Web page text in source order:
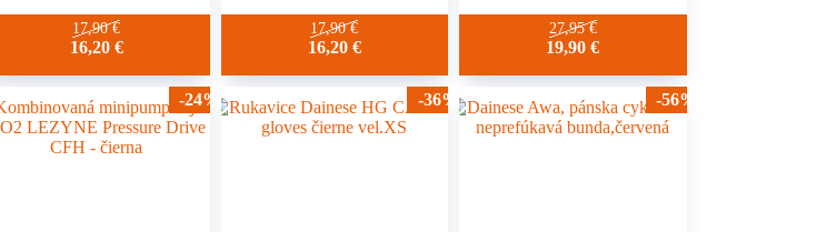
17,90€
16,20 €
17,90€
16,20 €
27,95€
19,90€
-24% -36% -56%